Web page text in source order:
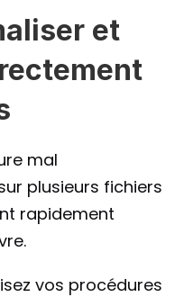
et
mal
plusieurs fichiers
rapidement
vos procédures